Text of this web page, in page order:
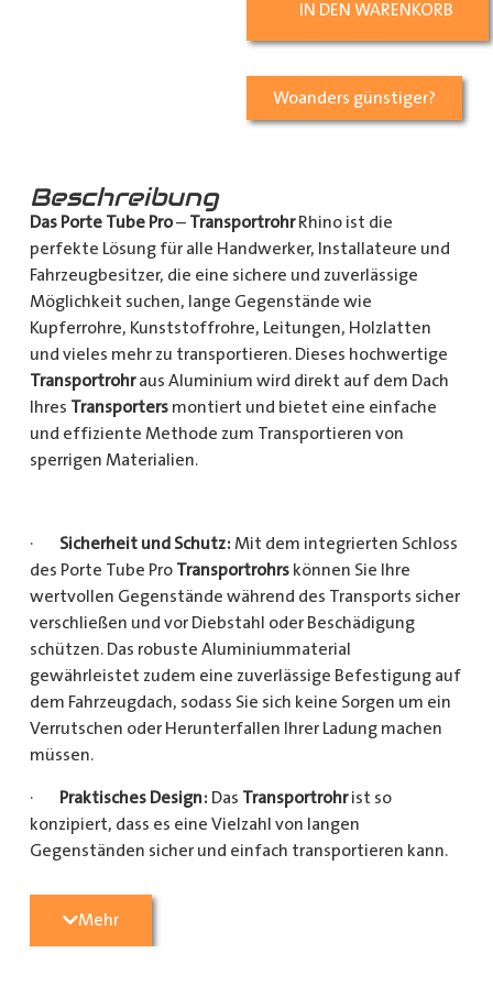
IN DEN WARENKORB
Woanders günstiger?
Beschreibung
Das Porte Tube Pro– TransportrohrRhino ist die
perfekte Lösung für alle Handwerker, Installateure und
Fahrzeugbesitzer, die eine sichere und zuverlässige
Möglichkeit suchen, lange Gegenstände wie
Kupferrohre, Kunststoffrohre, Leitungen, Holzlatten
und vieles mehr zu transportieren. Dieses hochwertige
Transportrohraus Aluminium wird direkt auf dem Dach
Ihres Transportersmontiert und bietet eine einfache
und effiziente Methode zum Transportieren von
sperrigen Materialien.
· Sicherheit und Schutz: Mit dem integrierten Schloss
des Porte Tube Pro Transportrohrskönnen Sie Ihre
wertvollen Gegenstände während des Transports sicher
verschließen und vor Diebstahl oder Beschädigung
schützen. Das robuste Aluminiummaterial
gewährleistet zudem eine zuverlässige Befestigung auf
dem Fahrzeugdach, sodass Sie sich keine Sorgen um ein
Verrutschen oder Herunterfallen Ihrer Ladung machen
müssen.
· Praktisches Design: Das Transportrohrist so
konzipiert, dass es eine Vielzahl von langen
Gegenständen sicher und einfach transportieren kann.
Kunststoffrohre für den Sanitärbereich oder Holzlatten
für den Bau benötigen, dieses
Mehr